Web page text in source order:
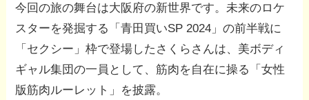
今回の旅の舞台は大阪府の新世界です。未来のロケ
スターを発掘する「青田買いSP 2024」の前半戦に
「セクシー」枠で登場したさくらさんは、美ボディ
ギャル集団の一員として、筋肉を自在に操る「女性
版筋肉ルーレット」を披露。